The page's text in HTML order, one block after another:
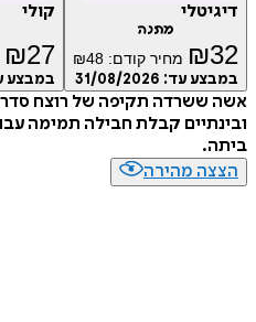
₪ מחיר קודם: ₪48
עד:31/08/2026
₪ 27 מחיר
במבצע עד:
תקיפה של רוצח סדרתי
קבלת חבילה תמימה עבור
מהירה